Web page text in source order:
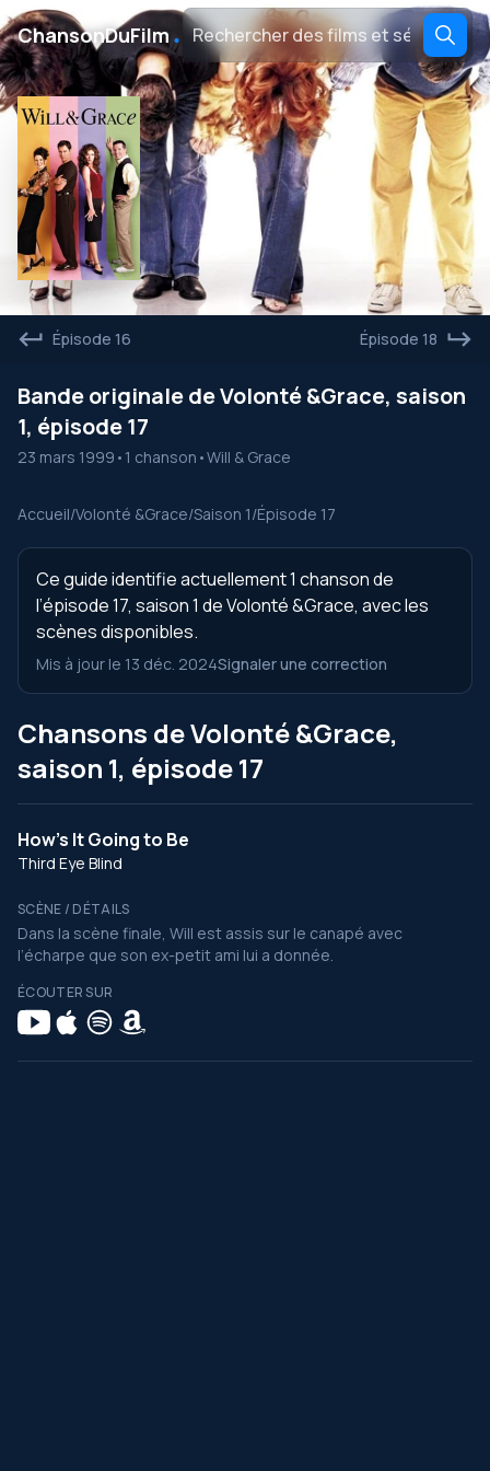
ChansonDuFilm ․
Épisode 16 Épisode 18
Bande originale de Volonté &Grace, saison
1, épisode 17
23 mars 1999 • 1 chanson •Will & Grace
Accueil/Volonté &Grace/Saison 1/Épisode 17
Ce guide identifie actuellement 1 chanson de
l’épisode 17, saison 1 de Volonté &Grace, avec les
scènes disponibles.
Mis à jour le 13 déc. 2024Signaler une correction
Chansons de Volonté &Grace,
saison 1, épisode 17
How's It Going to Be
Third Eye Blind
SCÈNE / DÉTAILS
Dans la scène finale, Will est assis sur le canapé avec
l’écharpe que son ex-petit ami lui a donnée.
ÉCOUTER SUR